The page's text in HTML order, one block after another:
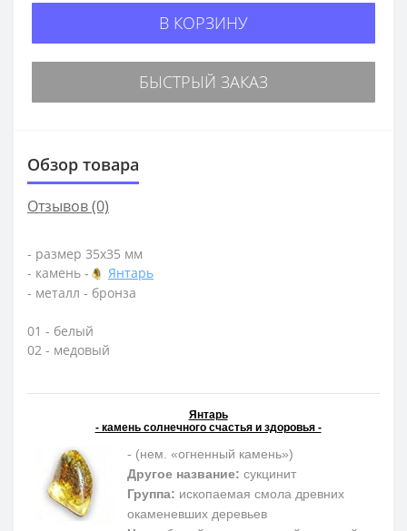
В КОРЗИНУ
БЫСТРЫЙ ЗАКАЗ
Обзор товара
Отзывов (0)
- размер 35х35 мм
- камень -
Янтарь
- металл - бронза
01 - белый
02 - медовый
Янтарь
- камень солнечного счастья и здоровья -
- (нем. «огненный камень»)
Другое название: сукцинит
Группа: ископаемая смола древних
окаменевших деревьев